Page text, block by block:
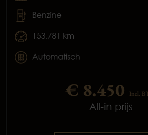
Benzine
153.781 km
Automatisch
€ 8.450 Incl.
All-in prijs